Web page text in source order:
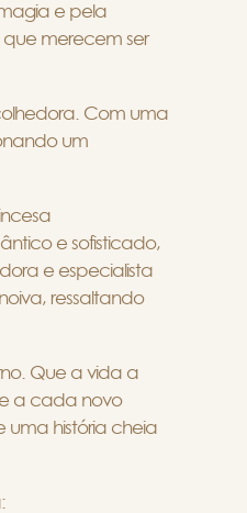
e pela
que merecem ser
Com uma
um
e sofisticado,
e especialista
ressaltando
Que a vida a
a cada novo
uma história cheia